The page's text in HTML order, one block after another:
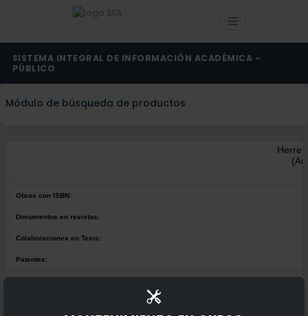
SISTEMA INTEGRAL DE INFORMACIÓN ACADÉMICA -
PÚBLICO
Módulo de búsqueda de productos
Obras con ISBN:
Documentos en revistas:
Colaboraciones en Tesis:
Patentes:
No hay obras de este autor.